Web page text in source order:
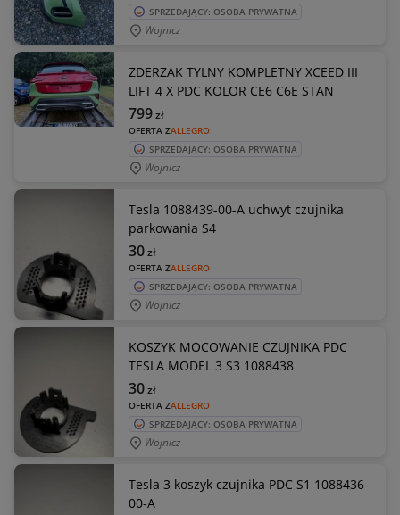
SPRZEDAJĄCY: OSOBA PRYWATNA
Wojnicz
ZDERZAK TYLNY KOMPLETNY XCEED III
LIFT 4 X PDC KOLOR CE6 C6E STAN
OFERTA ZALLEGRO
799zł
SPRZEDAJĄCY: OSOBA PRYWATNA
Wojnicz
Tesla 1088439-00-A uchwyt czujnika
parkowania S4
OFERTA ZALLEGRO
30zł
SPRZEDAJĄCY: OSOBA PRYWATNA
Wojnicz
KOSZYK MOCOWANIE CZUJNIKA PDC
TESLA MODEL 3 S3 1088438
OFERTA ZALLEGRO
30zł
SPRZEDAJĄCY: OSOBA PRYWATNA
Wojnicz
Tesla 3 koszyk czujnika PDC S1 1088436-
00-A